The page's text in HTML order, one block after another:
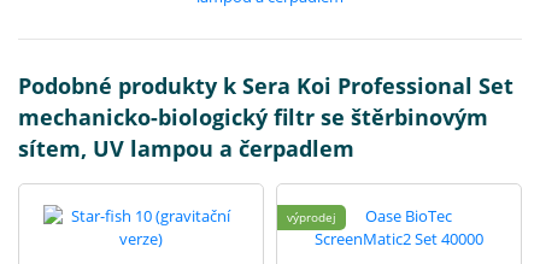
Podobné produkty k Sera Koi Professional Set
mechanicko-biologický filtr se štěrbinovým
sítem, UV lampou a čerpadlem
výprodej